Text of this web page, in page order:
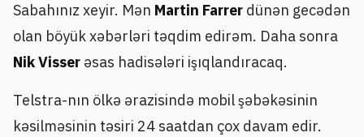
Sabahınız xeyir. Mən Martin Farrer dünən gecədən
olan böyük xəbərləri təqdim edirəm. Daha sonra
Nik Visser əsas hadisələri işıqlandıracaq.
Telstra-nın ölkə ərazisində mobil şəbəkəsinin
kəsilməsinin təsiri 24 saatdan çox davam edir.